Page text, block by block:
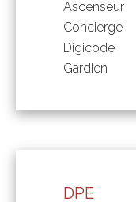
Ascenseur
Concierge
Digicode
Gardien
DPE